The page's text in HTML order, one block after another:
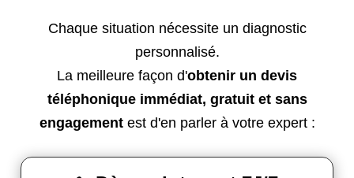
Chaque situation nécessite un diagnostic
personnalisé.
La meilleure façon d'obtenir un devis
téléphonique immédiat, gratuit et sans
engagementest d'en parler à votre expert :